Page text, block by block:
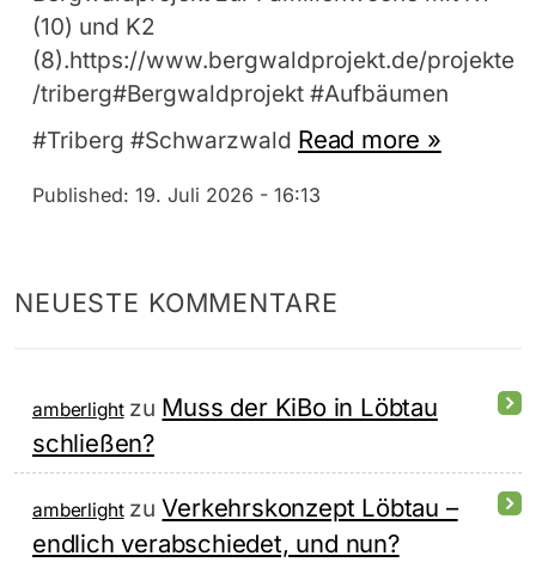
(10) und K2
(8).https://www.bergwaldprojekt.de/projekte
/triberg#Bergwaldprojekt #Aufbäumen
#Triberg #Schwarzwald Read more »
Published: 19. Juli 2026 - 16:13
NEUESTE KOMMENTARE
amberlightzu Muss der KiBo in Löbtau
schließen?
amberlightzuVerkehrskonzept Löbtau –
endlich verabschiedet, und nun?